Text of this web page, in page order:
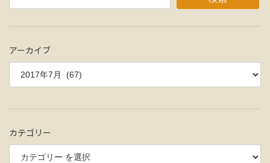
ジ
送
ジ
ジ
ジ
ジ
アーカイブ
カテゴリー